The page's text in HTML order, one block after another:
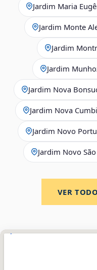
Jardim Maria
Jardim Monte
Jardim
Jardim
Jardim Nova
Jardim Nova
Jardim Novo
Jardim Novo
VER